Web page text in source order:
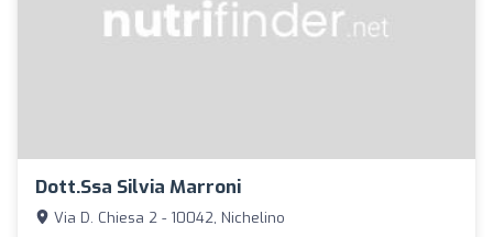
Dott.ssa Silvia Marroni
Via D. Chiesa 2 - 10042, Nichelino